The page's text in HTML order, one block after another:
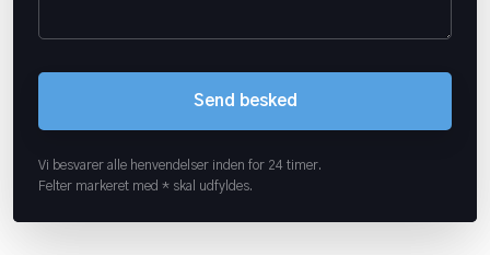
Vi besvarer alle henvendelser inden for 24 timer.
Felter markeret med * skal udfyldes.​